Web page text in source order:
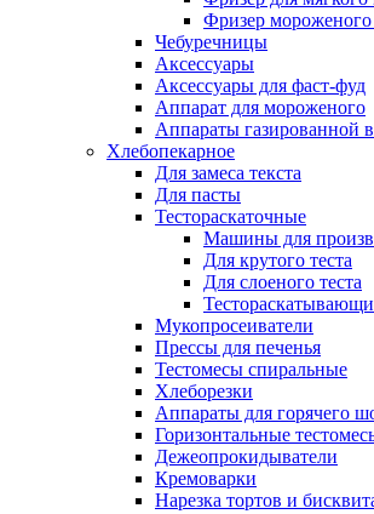
Фризер
Чебуречницы
Аксессуары
Аксессуары для фаст-фуд
Аппарат для мороженого
Аппараты газированной
Хлебопекарное
Для замеса текста
Для пасты
Тестораскаточные
Машины для
Для крутого теста
Для слоеного теста
Мукопросеиватели
Прессы для печенья
Тестомесы спиральные
Хлеборезки
Аппараты для горячего
Горизонтальные
Дежеопрокидыватели
Кремоварки
Нарезка тортов и